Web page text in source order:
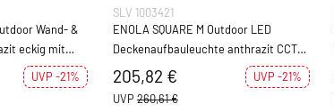
Wand- &
eckig mit
IP65 1300lm
UVP -21%
SLV 1003421
ENOLA SQUARE M Outdoor LED
Deckenaufbauleuchte anthrazit CCT
3000/4000K
205,82 €
UVP -21%
UVP 260,61 €